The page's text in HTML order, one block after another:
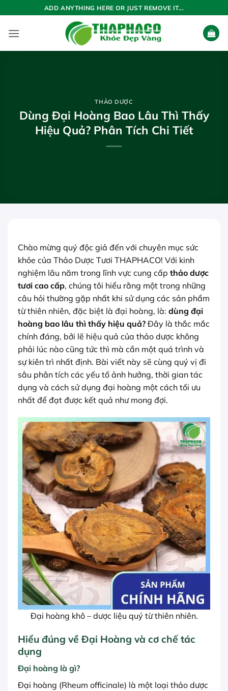
qua
nội
ADD ANYTHING HERE OR JUST REMOVE IT...
THẢO DƯỢC
Dùng Đại Hoàng Bao Lâu Thì Thấy
Hiệu Quả? Phân Tích Chi Tiết
Chào mừng quý độc giả đến với chuyên mục sức
khỏe của Thảo Dược Tươi THAPHACO! Với kinh
nghiệm lâu năm trong lĩnh vực cung cấp thảo dược
tươi cao cấp, chúng tôi hiểu rằng một trong những
câu hỏi thường gặp nhất khi sử dụng các sản phẩm
từ thiên nhiên, đặc biệt là đại hoàng, là: dùng đại
hoàng bao lâu thì thấy hiệu quả? Đây là thắc mắc
chính đáng, bởi lẽ hiệu quả của thảo dược không
phải lúc nào cũng tức thì mà cần một quá trình và
sự kiên trì nhất định. Bài viết này sẽ cùng quý vị đi
sâu phân tích các yếu tố ảnh hưởng, thời gian tác
dụng và cách sử dụng đại hoàng một cách tối ưu
nhất để đạt được kết quả như mong đợi.
Đại hoàng khô – dược liệu quý từ thiên nhiên.
Hiểu đúng về Đại Hoàng và cơ chế tác
dụng
Đại hoàng là gì?
Đại hoàng (Rheum officinale) là một loại thảo dược